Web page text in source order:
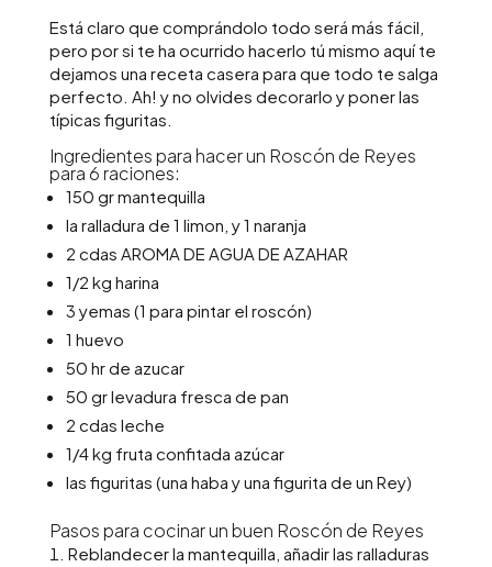
Está claro que comprándolo todo será más fácil,
pero por si te ha ocurrido hacerlo tú mismo aquí te
dejamos una receta casera para que todo te salga
perfecto. Ah! y no olvides decorarlo y poner las
típicas figuritas.
Ingredientes para hacer un Roscón de Reyes
para 6 raciones:
150 gr mantequilla
la ralladura de 1 limon, y 1 naranja
2 cdas AROMA DE AGUA DE AZAHAR
1/2 kg harina
3 yemas (1 para pintar el roscón)
1 huevo
50 hr de azucar
50 gr levadura fresca de pan
2 cdas leche
1/4 kg fruta confitada azúcar
las figuritas (una haba y una figurita de un Rey)
Pasos para cocinar un buen Roscón de Reyes
Reblandecer la mantequilla, añadir las ralladuras